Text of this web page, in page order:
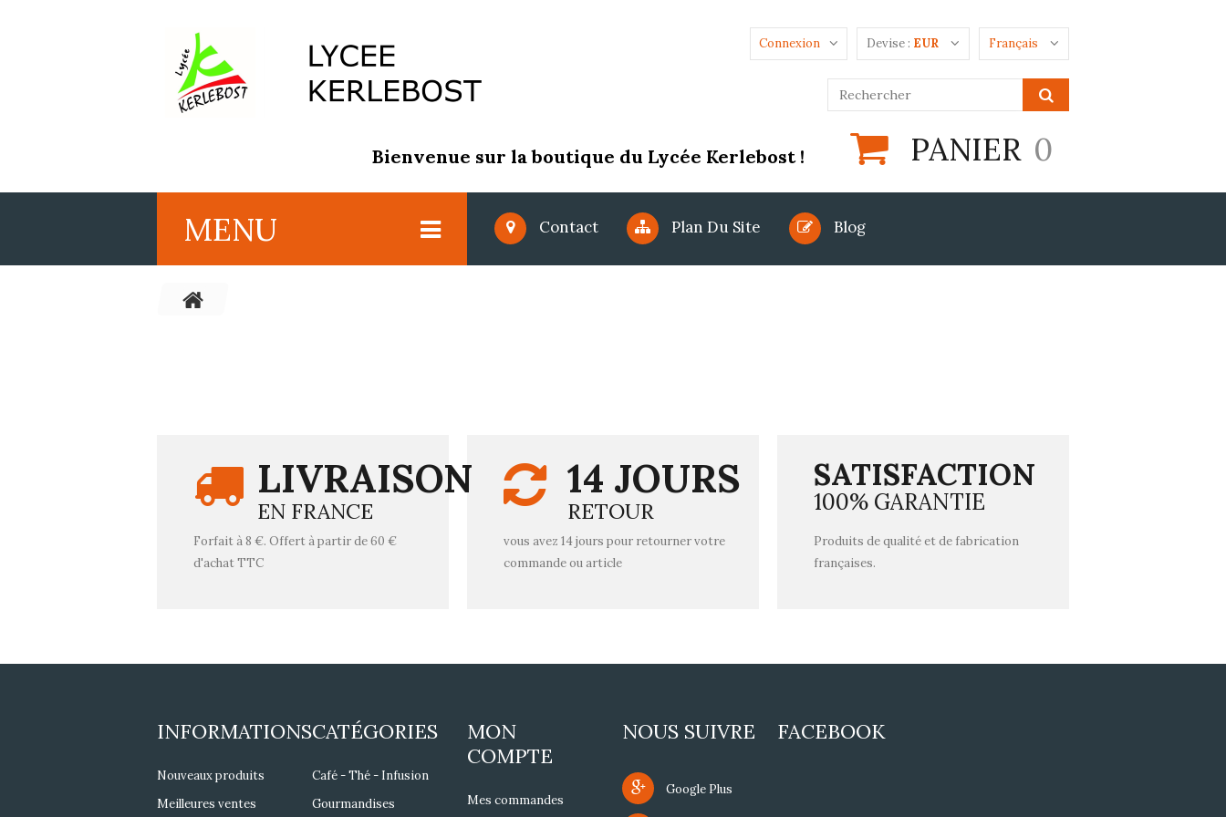
Français
Devise : EUR
Connexion
PANIER 0
Bienvenue sur la boutique du Lycée Kerlebost !
MENU Contact Plan Du Site Blog
LIVRAISON
EN FRANCE
Forfait à 8 €. Offert à partir de 60 €
d'achat TTC
14 JOURS
RETOUR
vous avez 14 jours pour retourner votre
commande ou article
SATISFACTION
100% GARANTIE
Produits de qualité et de fabrication
françaises.
INFORMATIONS
Nouveaux produits
Meilleures ventes
CATÉGORIES
Café - Thé - Infusion
Gourmandises
MON
COMPTE
Mes commandes
NOUS SUIVRE
Google Plus
FACEBOOK